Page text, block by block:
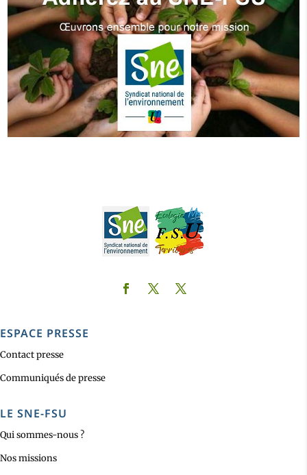
ESPACE PRESSE
Contact presse
Communiqués de presse
LE SNE-FSU
Qui sommes-nous ?
Nos missions